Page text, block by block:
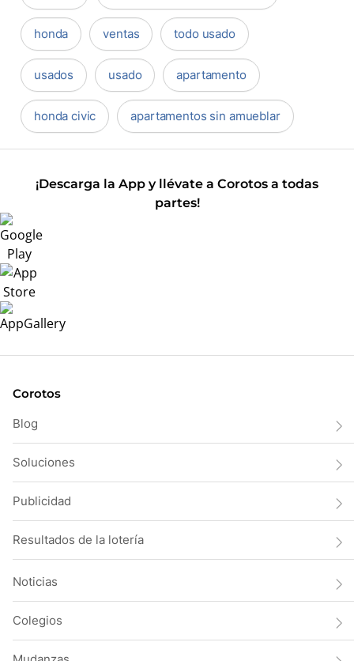
honda ventas todo usado
usados usado apartamento
honda civic apartamentos sin amueblar
¡Descarga la App y llévate a Corotos a todas
partes!
Corotos
Blog
Soluciones
Publicidad
Resultados de la lotería
Noticias
Colegios